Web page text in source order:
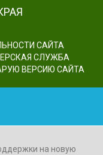
САЙТА
СЛУЖБА
ВЕРСИЮ САЙТА
на новую